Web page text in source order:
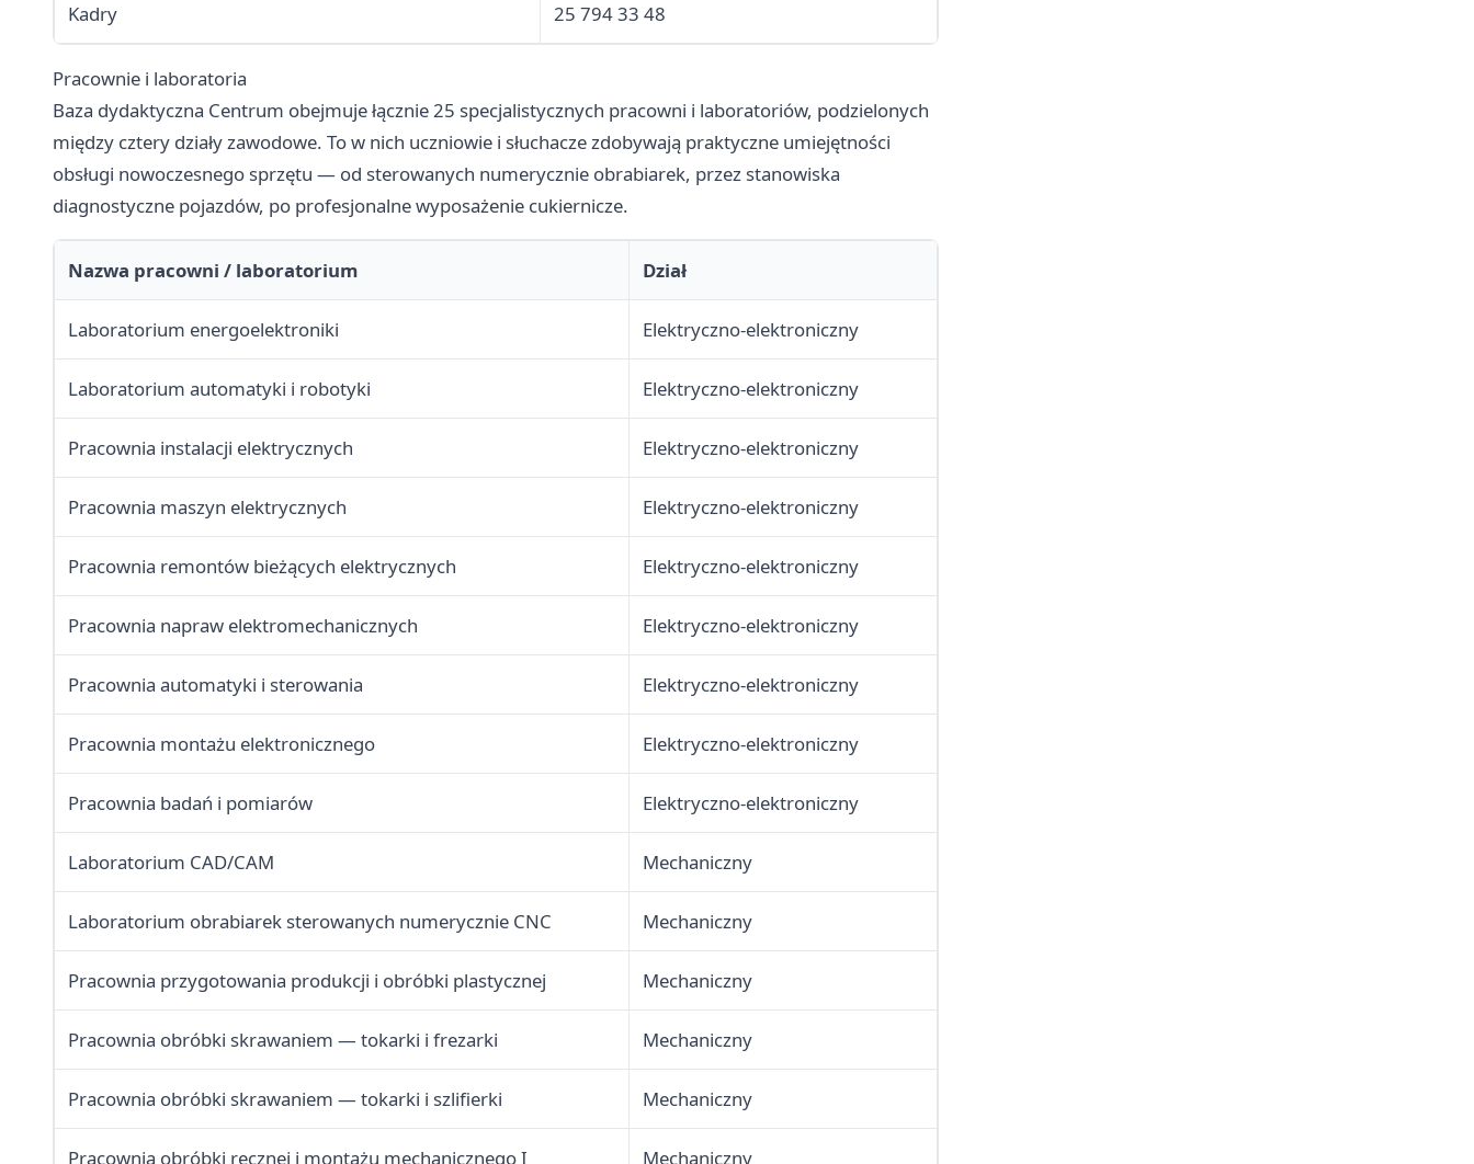
Kadry 25 794 33 48
Pracownie i laboratoria
Baza dydaktyczna Centrum obejmuje łącznie 25 specjalistycznych pracowni i laboratoriów, podzielonych
między cztery działy zawodowe. To w nich uczniowie i słuchacze zdobywają praktyczne umiejętności
obsługi nowoczesnego sprzętu — od sterowanych numerycznie obrabiarek, przez stanowiska
diagnostyczne pojazdów, po profesjonalne wyposażenie cukiernicze.
Nazwa pracowni / laboratorium Dział
Laboratorium energoelektroniki Elektryczno-elektroniczny
Laboratorium automatyki i robotyki Elektryczno-elektroniczny
Pracownia instalacji elektrycznych Elektryczno-elektroniczny
Pracownia maszyn elektrycznych Elektryczno-elektroniczny
Pracownia remontów bieżących elektrycznych Elektryczno-elektroniczny
Pracownia napraw elektromechanicznych Elektryczno-elektroniczny
Pracownia automatyki i sterowania Elektryczno-elektroniczny
Pracownia montażu elektronicznego Elektryczno-elektroniczny
Pracownia badań i pomiarów Elektryczno-elektroniczny
Laboratorium CAD/CAM Mechaniczny
Laboratorium obrabiarek sterowanych numerycznie CNC Mechaniczny
Pracownia przygotowania produkcji i obróbki plastycznej Mechaniczny
Pracownia obróbki skrawaniem — tokarki i frezarki Mechaniczny
Pracownia obróbki skrawaniem — tokarki i szlifierki Mechaniczny
Pracownia obróbki ręcznej i montażu mechanicznego I Mechaniczny